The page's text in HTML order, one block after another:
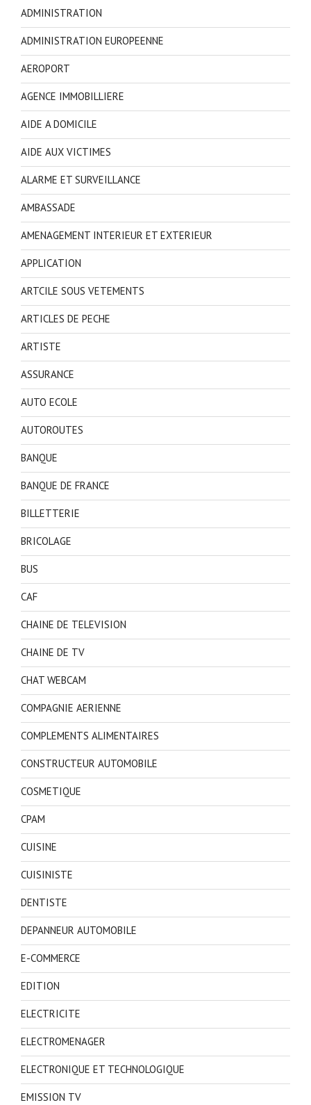
ADMINISTRATION
ADMINISTRATION EUROPEENNE
AEROPORT
AGENCE IMMOBILLIERE
AIDE A DOMICILE
AIDE AUX VICTIMES
ALARME ET SURVEILLANCE
AMBASSADE
AMENAGEMENT INTERIEUR ET EXTERIEUR
APPLICATION
ARTCILE SOUS VETEMENTS
ARTICLES DE PECHE
ARTISTE
ASSURANCE
AUTO ECOLE
AUTOROUTES
BANQUE
BANQUE DE FRANCE
BILLETTERIE
BRICOLAGE
BUS
CAF
CHAINE DE TELEVISION
CHAINE DE TV
CHAT WEBCAM
COMPAGNIE AERIENNE
COMPLEMENTS ALIMENTAIRES
CONSTRUCTEUR AUTOMOBILE
COSMETIQUE
CPAM
CUISINE
CUISINISTE
DENTISTE
DEPANNEUR AUTOMOBILE
E-COMMERCE
EDITION
ELECTRICITE
ELECTROMENAGER
ELECTRONIQUE ET TECHNOLOGIQUE
EMISSION TV